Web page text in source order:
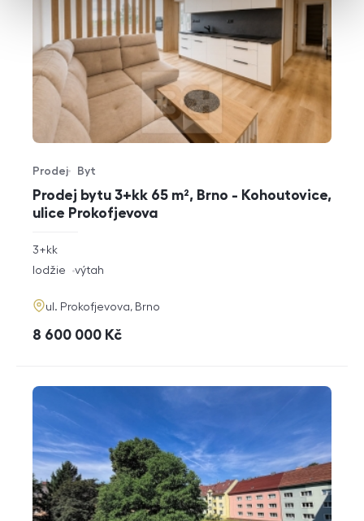
Prodej bytu 3+kk 65 m², Brno - Kohoutovice,
ulice Prokofjevova
Typ nabídky
Prodej
Typ nemovitosti
Byt
rozměry
dispozice
3+kk
funkce
lodžie výtah
adresa
ul. Prokofjevova, Brno
cena
8 600 000 Kč